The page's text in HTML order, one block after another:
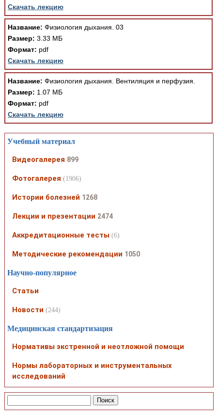
Скачать лекцию
Название: Физиология дыхания. 03
Размер: 3.33 МБ
Формат: pdf
Скачать лекцию
Название: Физиология дыхания. Вентиляция и перфузия.
Размер: 1.07 МБ
Формат: pdf
Скачать лекцию
Учебный материал
Видеогалерея 899
Фотогалерея (1906)
Истории болезней 1268
Лекции и презентации 2474
Аккредитационные тесты (6)
Методические рекомендации 1050
Научно-популярное
Статьи
Новости (244)
Медицинская стандартизация
Нормативы экстренной и неотложной помощи
Нормы лабораторных и инструментальных
исследований